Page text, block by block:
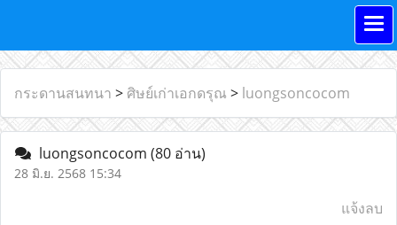
กระดานสนทนา > ศิษย์เก่าเอกดรุณ > luongsoncocom
luongsoncocom (80 อ่าน)
28 มิ.ย. 2568 15:34
แจ้งลบ